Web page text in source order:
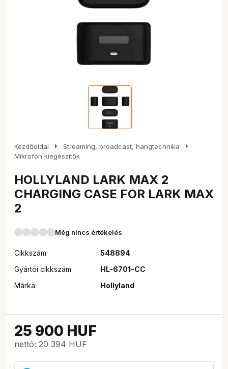
Kezdőoldal arrow_right Streaming, broadcast, hangtechnika arrow_right
Mikrofon kiegészítők
HOLLYLAND LARK MAX 2
CHARGING CASE FOR LARK MAX
2
Még nincs értékelés
Cikkszám:
548894
Gyártói cikkszám:
HL-6701-CC
Márka:
Hollyland
25 900 HUF
nettó: 20 394 HUF